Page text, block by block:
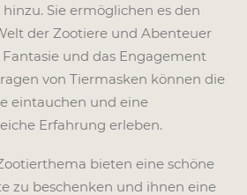
Sie ermöglichen es den
der Zootiere und Abenteuer
und das Engagement
von Tiermasken können die
eintauchen und eine
Erfahrung erleben.
bieten eine schöne
zu beschenken und ihnen eine